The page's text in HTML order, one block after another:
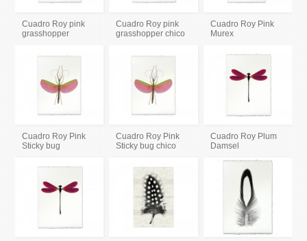
Cuadro Roy pink
grasshopper
Cuadro Roy pink
grasshopper chico
Cuadro Roy Pink
Murex
Cuadro Roy Pink
Sticky bug
Cuadro Roy Pink
Sticky bug chico
Cuadro Roy Plum
Damsel